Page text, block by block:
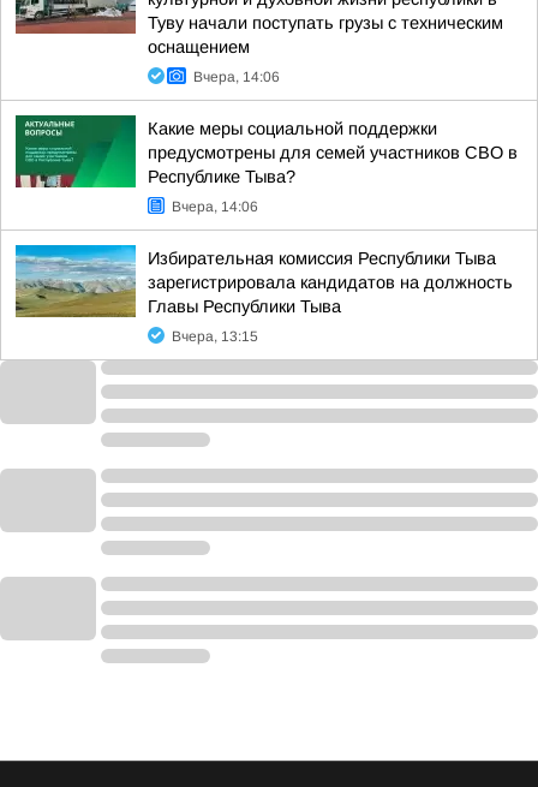
Туву начали поступать грузы с техническим
оснащением
Вчера, 14:06
Какие меры социальной поддержки
предусмотрены для семей участников СВО в
Республике Тыва?
Вчера, 14:06
Избирательная комиссия Республики Тыва
зарегистрировала кандидатов на должность
Главы Республики Тыва
Вчера, 13:15